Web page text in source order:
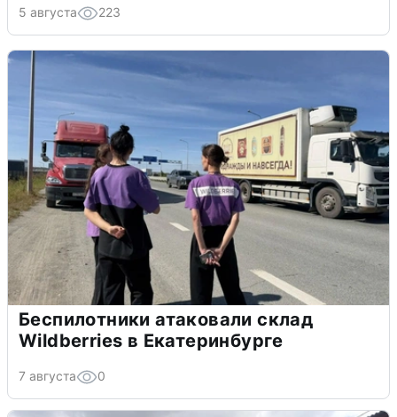
5 августа 223
Беспилотники атаковали склад
Wildberries в Екатеринбурге
7 августа 0